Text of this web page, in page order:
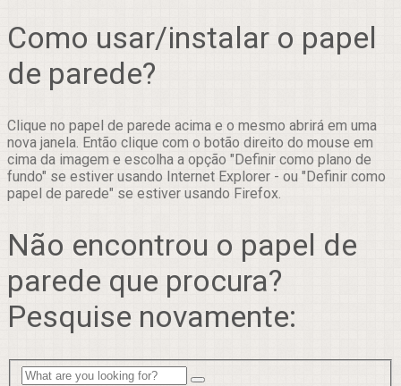
Como usar/instalar o papel
de parede?
Clique no papel de parede acima e o mesmo abrirá em uma
nova janela. Então clique com o botão direito do mouse em
cima da imagem e escolha a opção "Definir como plano de
fundo" se estiver usando Internet Explorer - ou "Definir como
papel de parede" se estiver usando Firefox.
Não encontrou o papel de
parede que procura?
Pesquise novamente: